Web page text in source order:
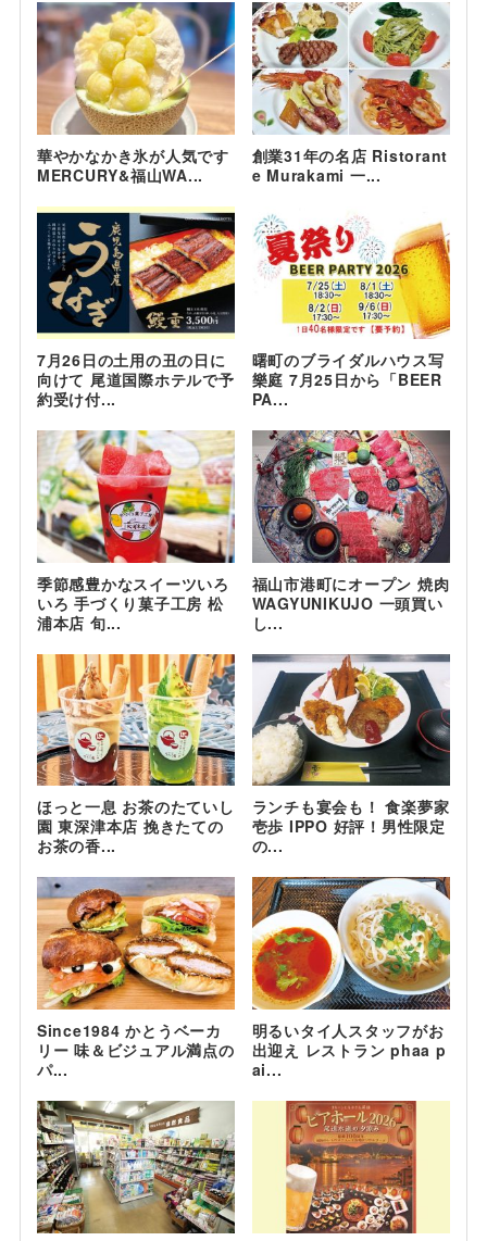
華やかなかき氷が人気です
MERCURY&福山WA...
創業31年の名店 Ristorant
e Murakami 一...
7月26日の土用の丑の日に
向けて 尾道国際ホテルで予
約受け付...
曙町のブライダルハウス写
樂庭 7月25日から「BEER
PA...
季節感豊かなスイーツいろ
いろ 手づくり菓子工房 松
浦本店 旬...
福山市港町にオープン 焼肉
WAGYUNIKUJO 一頭買い
し...
ほっと一息 お茶のたていし
園 東深津本店 挽きたての
お茶の香...
ランチも宴会も！ 食楽夢家
壱歩 IPPO 好評！男性限定
の...
Since1984 かとうベーカ
リー 味＆ビジュアル満点の
パ...
明るいタイ人スタッフがお
出迎え レストラン phaa p
ai...